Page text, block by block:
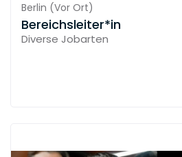
Berlin (Vor Ort)
Bereichsleiter*in
Diverse Jobarten